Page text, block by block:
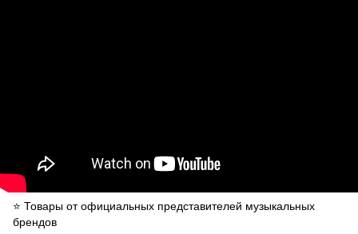
⭐️ Товары от официальных представителей музыкальных
брендов